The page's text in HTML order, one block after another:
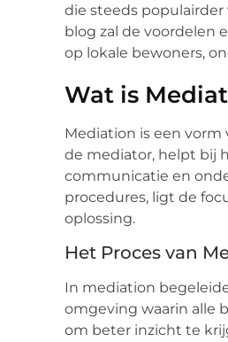
die steeds
blog zal de voordelen
op lokale bewoners,
Wat is
Mediation is een
de mediator, helpt bij
communicatie en
procedures, ligt de
oplossing.
Het Proces van
In mediation
omgeving waarin alle
om beter inzicht te